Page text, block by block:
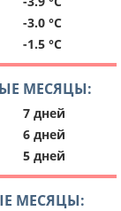
-3.0 °C
-1.5 °C
МЕСЯЦЫ:
7 дней
6 дней
5 дней
МЕСЯЦЫ: